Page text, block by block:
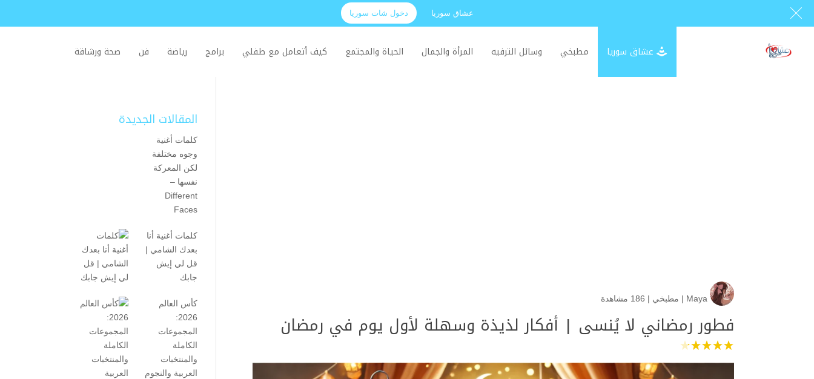
عشاق سوريا دخول شات سوريا
عشاق سوريا مطبخي وسائل الترفيه المرأة والجمال الحياة والمجتمع كيف أتعامل مع طفلي برامج رياضة فن صحة ورشاقة
Maya
| مطبخي | 186 مشاهدة
فطور رمضاني لا يُنسى | أفكار لذيذة وسهلة لأول يوم في رمضان
المقالات الجديدة
كلمات أغنية
وجوه مختلفة
لكن المعركة
نفسها –
Different
Faces
كلمات أغنية أنا
بعدك الشامي |
قل لي إيش
جابك
كأس العالم
2026:
المجموعات
الكاملة
والمنتخبات
العربية والنجوم